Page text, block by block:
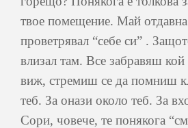
твое помещение. Май
проветрявал “себе си” .
влизал там. Все забравяш
виж, стремиш се да помниш
теб. За онази около теб. За
Сори, човече, те понякога